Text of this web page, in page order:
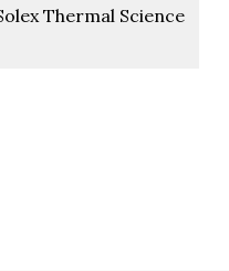
Thermal Science